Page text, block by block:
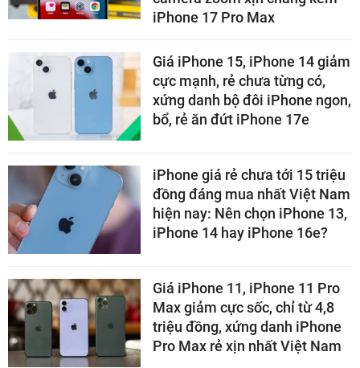
iPhone 17 Pro Max
Giá iPhone 15, iPhone 14 giảm
cực mạnh, rẻ chưa từng có,
xứng danh bộ đôi iPhone ngon,
bổ, rẻ ăn đứt iPhone 17e
iPhone giá rẻ chưa tới 15 triệu
đồng đáng mua nhất Việt Nam
hiện nay: Nên chọn iPhone 13,
iPhone 14 hay iPhone 16e?
Giá iPhone 11, iPhone 11 Pro
Max giảm cực sốc, chỉ từ 4,8
triệu đồng, xứng danh iPhone
Pro Max rẻ xịn nhất Việt Nam